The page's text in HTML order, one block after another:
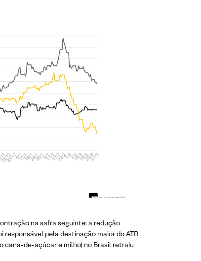
na safra seguinte: a redução
pela destinação maior do ATR
cana-de-açúcar e milho) no Brasil retraiu